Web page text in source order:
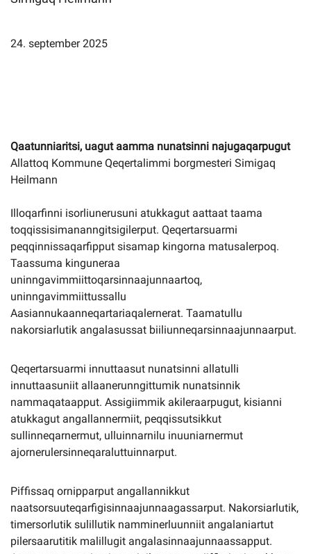
Imminut kiffartuunneq
24. september 2025
Qaatunniaritsi, uagut aamma nunatsinni najugaqarpugut
Allattoq Kommune Qeqertalimmi borgmesteri Simigaq
Heilmann
Illoqarfinni isorliunerusuni atukkagut aattaat taama
toqqissisimananngitsigilerput. Qeqertarsuarmi
peqqinnissaqarfipput sisamap kingorna matusalerpoq.
Taassuma kinguneraa
uninngavimmiittoqarsinnaajunnaartoq,
uninngavimmiittussallu
Aasiannukaanneqartariaqalernerat. Taamatullu
nakorsiarlutik angalasussat biiliunneqarsinnaajunnaarput.
Qeqertarsuarmi innuttaasut nunatsinni allatulli
innuttaasuniit allaanerunngittumik nunatsinnik
nammaqataapput. Assigiimmik akileraarpugut, kisianni
atukkagut angallannermiit, peqqissutsikkut
sullinneqarnermut, ulluinnarnilu inuuniarnermut
ajornerulersinneqaraluttuinnarput.
Piffissaq ornipparput angallannikkut
naatsorsuuteqarfigisinnaajunnaagassarput. Nakorsiarlutik,
timersorlutik sulillutik namminerluunniit angalaniartut
pilersaarutitik malillugit angalasinnaajunnaassapput.